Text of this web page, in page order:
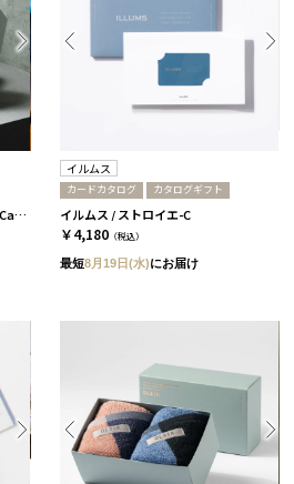
OFF COLA 飲み比べセット ［City Camp］
イルムス
カードカタログ カタログギフト
イルムス / ストロイエ-C
￥4,180 （税込）
最短8月19日(水)にお届け